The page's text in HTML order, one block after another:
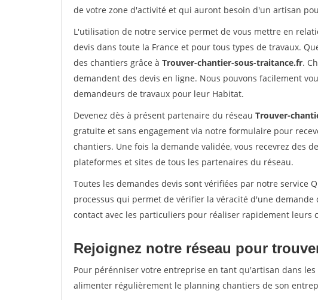
de votre zone d'activité et qui auront besoin d'un artisan
L'utilisation de notre service permet de vous mettre en
devis dans toute la France et pour tous types de travaux.
des chantiers grâce à Trouver-chantier-sous-traitance.fr.
demandent des devis en ligne. Nous pouvons facilement
demandeurs de travaux pour leur Habitat.
Devenez dès à présent partenaire du réseau Trouver-
gratuite et sans engagement via notre formulaire pour
chantiers. Une fois la demande validée, vous recevrez des
plateformes et sites de tous les partenaires du réseau.
Toutes les demandes devis sont vérifiées par notre service
processus qui permet de vérifier la véracité d'une
contact avec les particuliers pour réaliser rapidement leurs
Rejoignez notre réseau pour
Pour pérénniser votre entreprise en tant qu'artisan dans
alimenter régulièrement le planning chantiers de son